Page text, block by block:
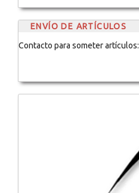
ENVÍO DE ARTÍCULOS
Contacto para someter artículos: